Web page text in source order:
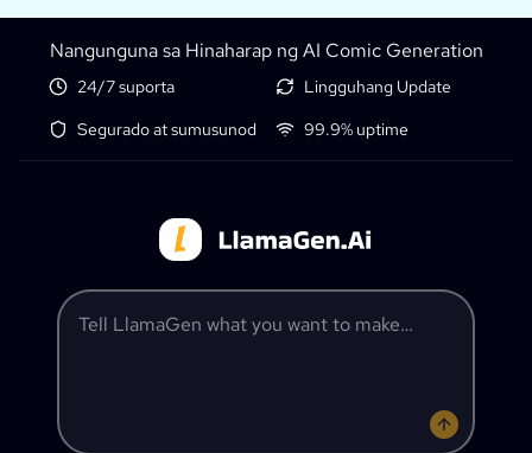
Nangunguna sa Hinaharap ng AI Comic Generation
24/7 suporta
Lingguhang Update
Segurado at sumusunod
99.9% uptime
Tell LlamaGen what you want to make